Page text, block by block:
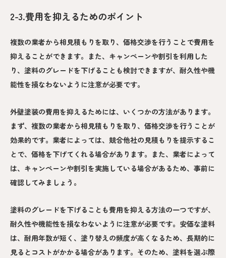
2-3.費用を抑えるためのポイント
複数の業者から相見積もりを取り、価格交渉を行うことで費用を
抑えることができます。また、キャンペーンや割引を利用した
り、塗料のグレードを下げることも検討できますが、耐久性や機
能性を損なわないように注意が必要です。
外壁塗装の費用を抑えるためには、いくつかの方法があります。
まず、複数の業者から相見積もりを取り、価格交渉を行うことが
効果的です。業者によっては、競合他社の見積もりを提示するこ
とで、価格を下げてくれる場合があります。また、業者によって
は、キャンペーンや割引を実施している場合があるため、事前に
確認してみましょう。
塗料のグレードを下げることも費用を抑える方法の一つですが、
耐久性や機能性を損なわないように注意が必要です。安価な塗料
は、耐用年数が短く、塗り替えの頻度が高くなるため、長期的に
見るとコストがかかる場合があります。そのため、塗料を選ぶ際